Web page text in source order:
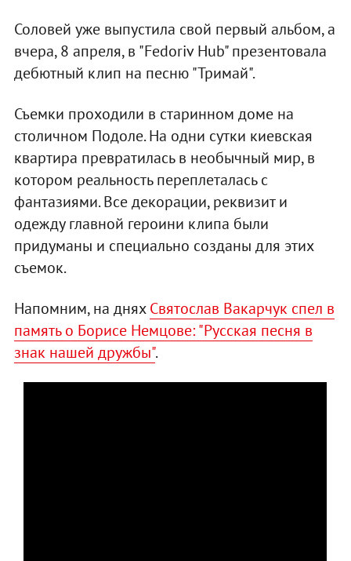
Соловей уже выпустила свой первый альбом, а
вчера, 8 апреля, в "Fedoriv Hub" презентовала
дебютный клип на песню "Тримай".
Съемки проходили в старинном доме на
столичном Подоле. На одни сутки киевская
квартира превратилась в необычный мир, в
котором реальность переплеталась с
фантазиями. Все декорации, реквизит и
одежду главной героини клипа были
придуманы и специально созданы для этих
съемок.
Напомним, на дняхСвятослав Вакарчук спел в
память о Борисе Немцове: "Русская песня в
знак нашей дружбы".